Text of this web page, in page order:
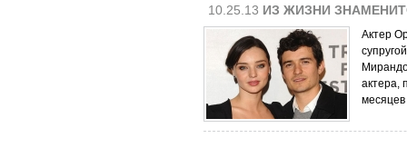
10.25.13 ИЗ ЖИЗНИ
Актер
актера,